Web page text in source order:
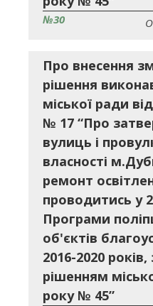
№30
Про внесення
рішення
міської ради
№ 17 “Про
вулиць і
власності
ремонт
проводитись у
Програми
об'єктів
2016-2020
рішенням
року № 45”